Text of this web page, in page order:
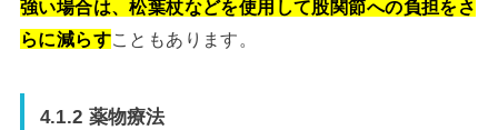
強い場合は、松葉杖などを使用して股関節への負担をさ
らに減らすこともあります。
4.1.2 薬物療法